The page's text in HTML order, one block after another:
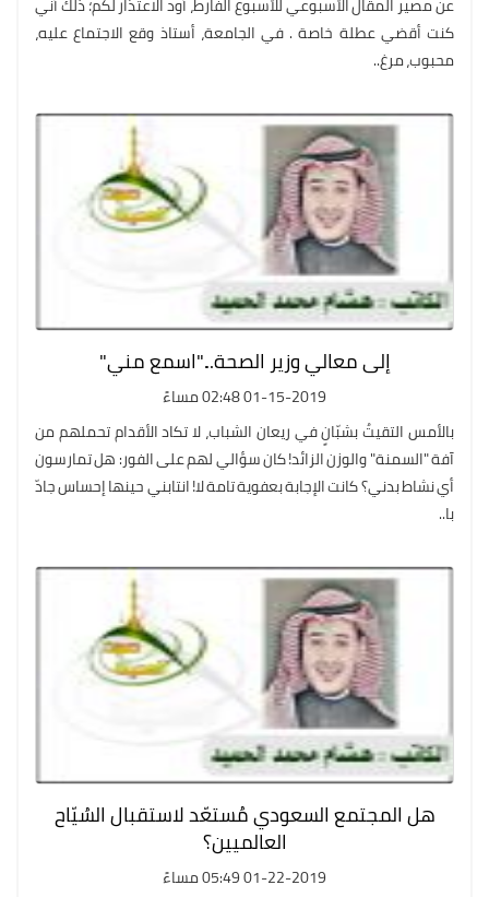
كنت أقضي عطلة خاصة . في الجامعة، أستاذ وقع الاجتماع عليه،
محبوب، مرغ..
إلى معالي وزير الصحة..."اسمع مني"
01-15-2019 02:48 مساءً
بالأمس التقيتُ بشبّانٍ في ريعان الشباب، لا تكاد الأقدام تحملهم من
آفة "السمنة" والوزن الزائد! كان سؤالي لهم على الفور: هل تمارسون
أي نشاط بدني؟ كانت الإجابة بعفوية تامة لا! انتابني حينها إحساس جادّ
با..
هل المجتمع السعودي مُستعّد لاستقبال السُيّاح
العالميين؟
01-22-2019 05:49 مساءً